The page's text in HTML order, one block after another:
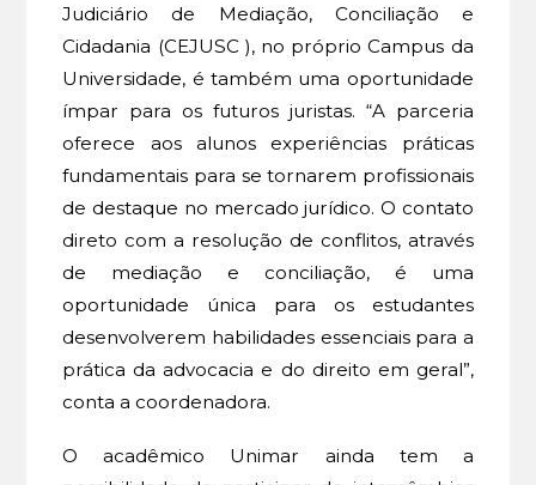
Judiciário de Mediação, Conciliação e
Cidadania (CEJUSC ), no próprio Campus da
Universidade, é também uma oportunidade
ímpar para os futuros juristas. “A parceria
oferece aos alunos experiências práticas
fundamentais para se tornarem profissionais
de destaque no mercado jurídico. O contato
direto com a resolução de conflitos, através
de mediação e conciliação, é uma
oportunidade única para os estudantes
desenvolverem habilidades essenciais para a
prática da advocacia e do direito em geral”,
conta a coordenadora.
O acadêmico Unimar ainda tem a